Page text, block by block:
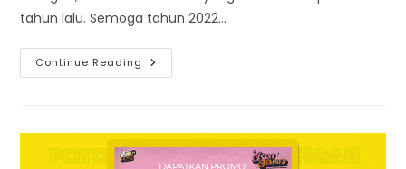
tahun lalu. Semoga tahun 2022…
Continue Reading Baru
Saja
Di
AQIQAH86
Langsung